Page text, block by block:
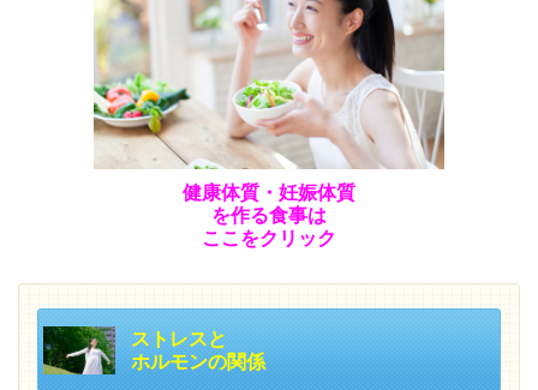
健康体質・妊娠体質
を作る食事は
ここをクリック
ストレスと
ホルモンの関係